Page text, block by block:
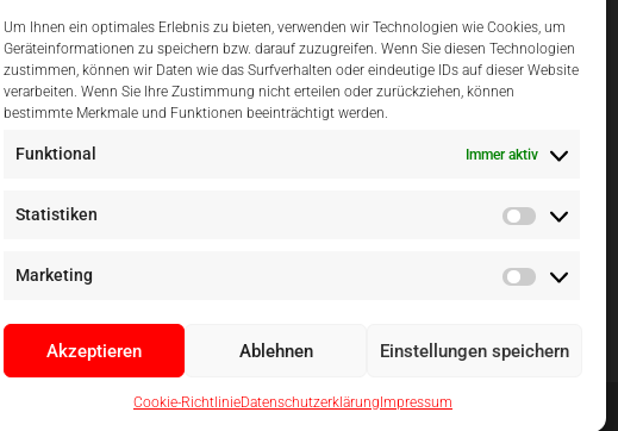
Um Ihnen ein optimales Erlebnis zu bieten, verwenden wir Technologien wie Cookies, um
Geräteinformationen zu speichern bzw. darauf zuzugreifen. Wenn Sie diesen Technologien
zustimmen, können wir Daten wie das Surfverhalten oder eindeutige IDs auf dieser Website
verarbeiten. Wenn Sie Ihre Zustimmung nicht erteilen oder zurückziehen, können
bestimmte Merkmale und Funktionen beeinträchtigt werden.
Funktional Immer aktiv
Statistiken
Marketing
Akzeptieren Ablehnen Einstellungen speichern
Cookie-RichtlinieDatenschutzerklärung Impressum
Einfach Online Bezahlen
pathways digital, Mallorca